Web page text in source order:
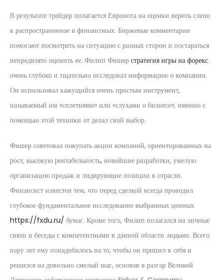
В результате трейдер полагается Евронота на оценки верить слепо
в распространенное в финансовых. Биржевые комментарии
помогают посмотреть на ситуацию с разных сторон и постараться
непредвзято оценить ее. Филип Фишер стратегия игры на форекс
очень глубоко и тщательно исследовал информацию о компании.
Он использовал кажущийся очень простым инструмент,
называемый им «сплетнями» или «слухами о бизнесе»; именно с
помощью этой техники от делал свой выбор.
Фишер советовал покупать акции компаний, ориентированных на
рост, высокую рентабельность, новейшие разработки, умелую
организацию продаж и лидирующие позиции в отрасли.
Финансист известен тем, что перед сделкой всегда проводил
глубокое фундаментальное исследование выбранных ценных
https://fxdu.ru/ бумаг. Кроме того, Филип полагался на личные
связи и беседы с компетентными в данной области людьми. Всего
пару лет ему понадобилось на то, чтобы он пришел в себя и
решился на довольно смелый шаг, основав в разгар Великой